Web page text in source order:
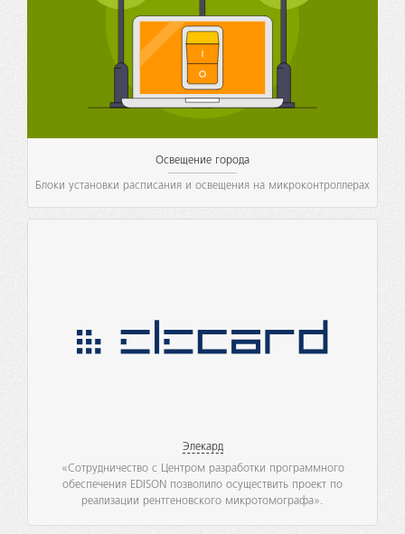
Освещение города
Блоки установки расписания и освещения на микроконтроллерах
Элекард
«Сотрудничество с Центром разработки программного
обеспечения EDISON позволило осуществить проект по
реализации рентгеновского микротомографа».